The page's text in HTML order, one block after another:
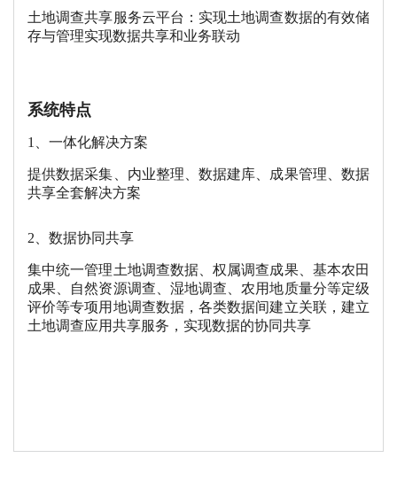
土地调查共享服务云平台：实现土地调查数据的有效储
存与管理实现数据共享和业务联动
系统特点
1、一体化解决方案
提供数据采集、内业整理、数据建库、成果管理、数据
共享全套解决方案
2、数据协同共享
集中统一管理土地调查数据、权属调查成果、基本农田
成果、自然资源调查、湿地调查、农用地质量分等定级
评价等专项用地调查数据，各类数据间建立关联，建立
土地调查应用共享服务，实现数据的协同共享